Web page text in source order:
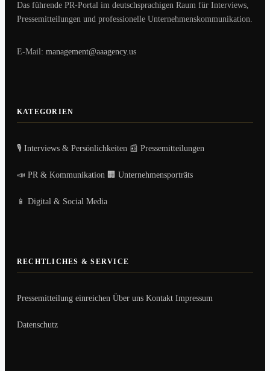
Das führende PR-Portal im deutschsprachigen Raum für Interviews,
Pressemitteilungen und professionelle Unternehmenskommunikation.
E-Mail: management@aaagency.us
KATEGORIEN
🎙️ Interviews & Persönlichkeiten 📰 Pressemitteilungen
📣 PR & Kommunikation 🏢 Unternehmensporträts
📱 Digital & Social Media
RECHTLICHES & SERVICE
Pressemitteilung einreichen Über uns Kontakt Impressum
Datenschutz